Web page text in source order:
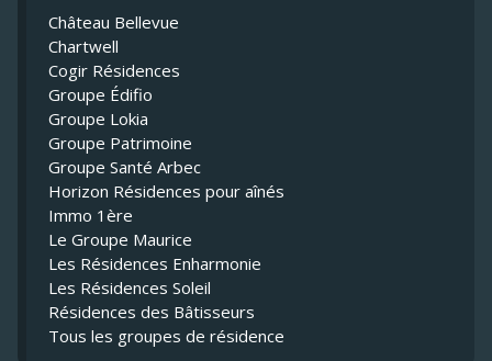
Château Bellevue
Chartwell
Cogir Résidences
Groupe Édifio
Groupe Lokia
Groupe Patrimoine
Groupe Santé Arbec
Horizon Résidences pour aînés
Immo 1ère
Le Groupe Maurice
Les Résidences Enharmonie
Les Résidences Soleil
Résidences des Bâtisseurs
Tous les groupes de résidence